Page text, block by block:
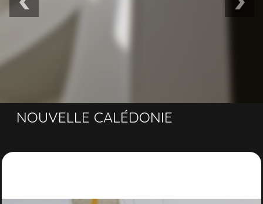
NOUVELLE CALÉDONIE